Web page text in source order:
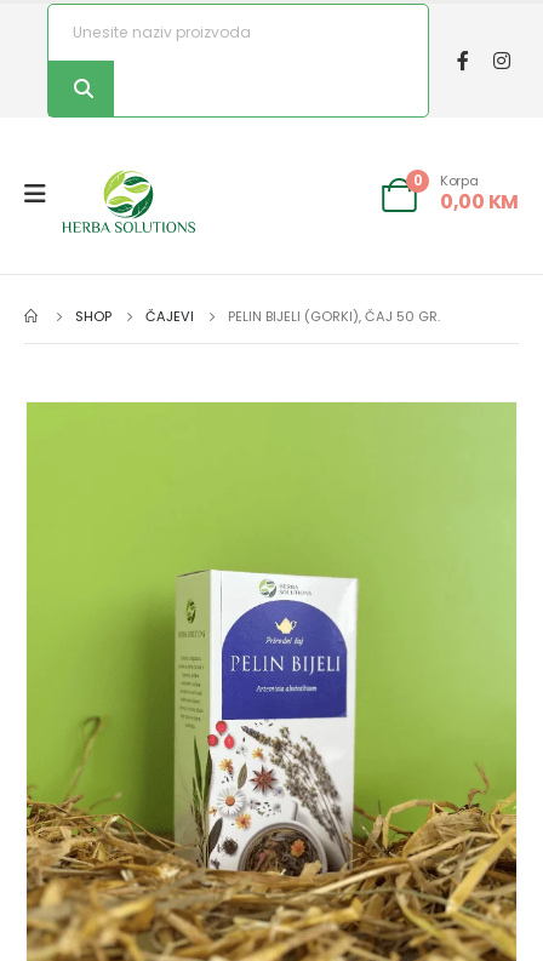
0 Korpa
0,00 KM
SHOP ČAJEVI PELIN BIJELI (GORKI), ČAJ 50 GR.